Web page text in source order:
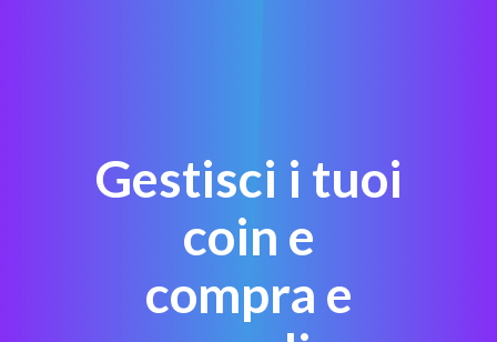
Gestisci i tuoi
coin e
compra e